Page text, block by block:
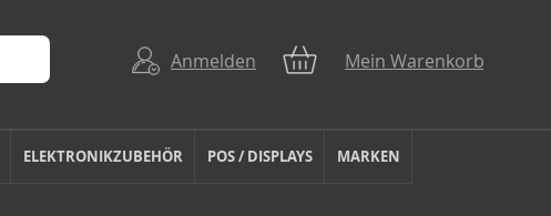
Anmelden Mein Warenkorb
ELEKTRONIKZUBEHÖR POS / DISPLAYS MARKEN